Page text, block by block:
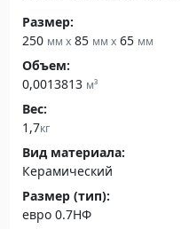
Размер:
250 мм x85 мм x65 мм
Объем:
0,0013813 м³
Вес:
1,7кг
Вид материала:
Керамический
Размер (тип):
евро 0.7НФ